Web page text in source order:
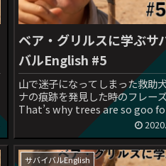
ベア・グリルスに学ぶサ
バルEnglish #5
山で迷子になってしまった救助
ナの痕跡を発見した時のフレー
That’s why trees are so goo
tracker, because they often
signs.日本語セリフ：だから木は
サバイバルEnglish